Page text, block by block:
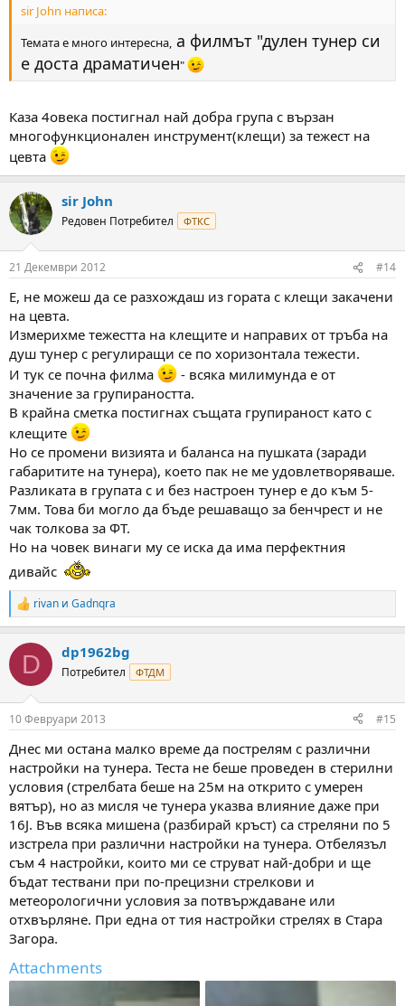
sir John написа:
Темата е много интересна, а филмът "дулен тунер си
е доста драматичен"
Каза 4овека постигнал най добра група с вързан
многофункционален инструмент(клещи) за тежест на
цевта
sir John
Редовен Потребител ФТКС
21 Декември 2012 #14
Е, не можеш да се разхождаш из гората с клещи закачени
на цевта.
Измерихме тежестта на клещите и направих от тръба на
душ тунер с регулиращи се по хоризонтала тежести.
И тук се почна филма
- всяка милимунда е от
значение за групираността.
В крайна сметка постигнах същата групираност като с
клещите
Но се промени визията и баланса на пушката (заради
габаритите на тунера), което пак не ме удовлетворяваше.
Разликата в групата с и без настроен тунер е до към 5-
7мм. Това би могло да бъде решаващо за бенчрест и не
чак толкова за ФТ.
Но на човек винаги му се иска да има перфектния
дивайс
R
e
c
i
s
rivan и Gadnqra
D dp1962bg
Потребител ФТДМ
10 Февруари 2013 #15
Днес ми остана малко време да пострелям с различни
настройки на тунера. Теста не беше проведен в стерилни
условия (стрелбата беше на 25м на открито с умерен
вятър), но аз мисля че тунера указва влияние даже при
16J. Във всяка мишена (разбирай кръст) са стреляни по 5
изстрела при различни настройки на тунера. Отбелязъл
съм 4 настройки, които ми се струват най-добри и ще
бъдат тествани при по-прецизни стрелкови и
метеорологични условия за потвърждаване или
отхвърляне. При една от тия настройки стрелях в Стара
Загора.
Attachments